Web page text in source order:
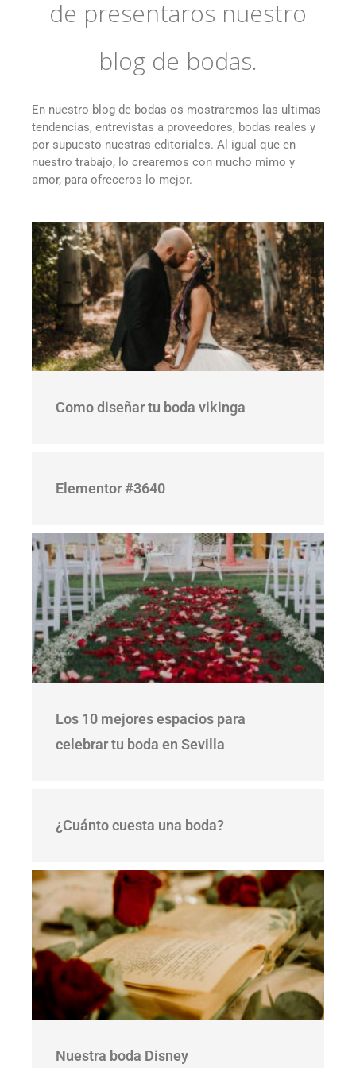
de presentaros nuestro
blog de bodas.
En nuestro blog de bodas os mostraremos las ultimas
tendencias, entrevistas a proveedores, bodas reales y
por supuesto nuestras editoriales. Al igual que en
nuestro trabajo, lo crearemos con mucho mimo y
amor, para ofreceros lo mejor.
Como diseñar tu boda vikinga
Elementor #3640
Los 10 mejores espacios para
celebrar tu boda en Sevilla
¿Cuánto cuesta una boda?
Nuestra boda Disney